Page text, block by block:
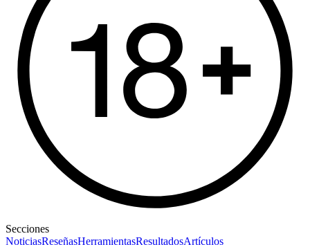
Secciones
NoticiasReseñasHerramientasResultadosArtículos